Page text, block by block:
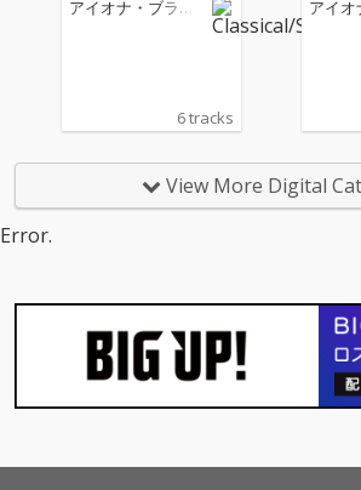
アイオナ・ブラウ
6 tracks
アイオ
View More Digital
Error.